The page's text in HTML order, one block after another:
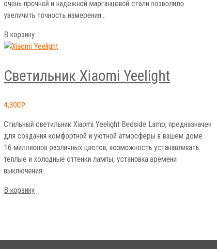
очень прочной и надежной марганцевой стали позволило
увеличить точность измерения…
В корзину
Светильник Xiaomi Yeelight
4,300Р
Cтильный светильник Xiaomi Yeelight Bedside Lamp, предназначен
для создания комфортной и уютной атмосферы в вашем доме.
16 миллионов различных цветов, возможность устанавливать
теплые и холодные оттенки лампы, установка времени
выключения…
В корзину